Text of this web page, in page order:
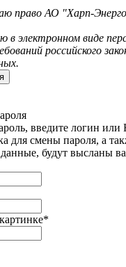
право АО "Харп-
в электронном виде
российского
введите логин или
для смены пароля, а
будут высланы
*